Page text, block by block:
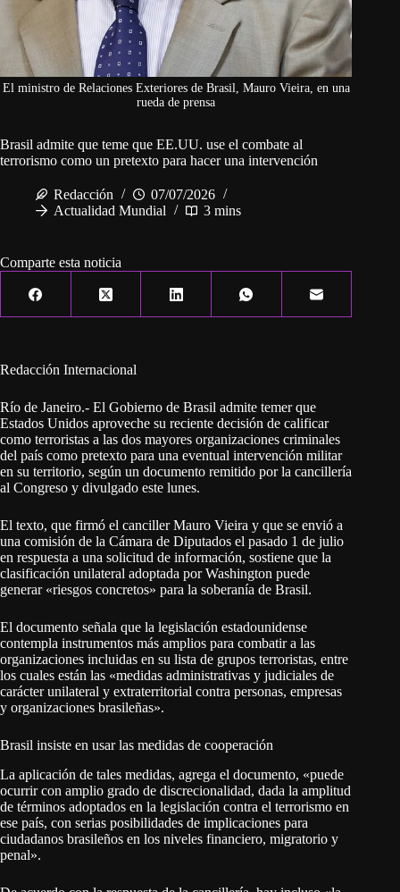
El ministro de Relaciones Exteriores de Brasil, Mauro Vieira, en una
rueda de prensa
Brasil admite que teme que EE.UU. use el combate al
terrorismo como un pretexto para hacer una intervención
Redacción
07/07/2026
Actualidad Mundial
3 mins
Comparte esta noticia
Redacción Internacional
Río de Janeiro.- El Gobierno de Brasil admite temer que
Estados Unidos aproveche su reciente decisión de calificar
como terroristas a las dos mayores organizaciones criminales
del país como pretexto para una eventual intervención militar
en su territorio, según un documento remitido por la cancillería
al Congreso y divulgado este lunes.
El texto, que firmó el canciller Mauro Vieira y que se envió a
una comisión de la Cámara de Diputados el pasado 1 de julio
en respuesta a una solicitud de información, sostiene que la
clasificación unilateral adoptada por Washington puede
generar «riesgos concretos» para la soberanía de Brasil.
El documento señala que la legislación estadounidense
contempla instrumentos más amplios para combatir a las
organizaciones incluidas en su lista de grupos terroristas, entre
los cuales están las «medidas administrativas y judiciales de
carácter unilateral y extraterritorial contra personas, empresas
y organizaciones brasileñas».
Brasil insiste en usar las medidas de cooperación
La aplicación de tales medidas, agrega el documento, «puede
ocurrir con amplio grado de discrecionalidad, dada la amplitud
de términos adoptados en la legislación contra el terrorismo en
ese país, con serias posibilidades de implicaciones para
ciudadanos brasileños en los niveles financiero, migratorio y
penal».